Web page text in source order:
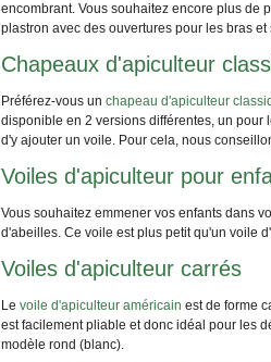
encombrant. Vous souhaitez encore plus de
plastron avec des ouvertures pour les bras
Chapeaux d'apiculteur
Préférez-vous un chapeau d'apiculteur
disponible en 2 versions différentes, un pour
d'y ajouter un voile. Pour cela, nous
Voiles d'apiculteur pour
Vous souhaitez emmener vos enfants dans
d'abeilles. Ce voile est plus petit qu'un voile
Voiles d'apiculteur carrés
Le voile d'apiculteur américain est de forme
est facilement pliable et donc idéal pour les
modèle rond (blanc).